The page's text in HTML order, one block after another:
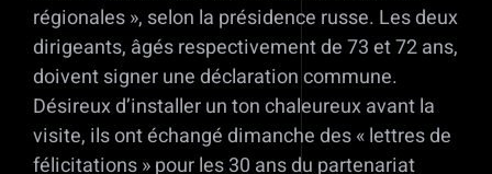
régionales », selon la présidence russe. Les deux
dirigeants, âgés respectivement de 73 et 72 ans,
doivent signer une déclaration commune.
Désireux d’installer un ton chaleureux avant la
visite, ils ont échangé dimanche des « lettres de
félicitations » pour les 30 ans du partenariat